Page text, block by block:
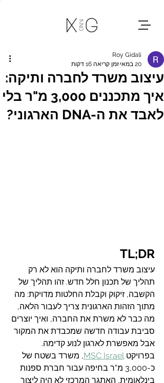
עיצוב משרד לחברה ותיקה:
איך מתכננים 3,000 מ"ר בלי
לאבד את ה-DNA הארגוני?
Roy Gidali
20 במאי
זמן קריאה 16 דקות
TL;DR
עיצוב משרד לחברה ותיקה הוא לא רק
תהליך של תכנון חלל חדש. זהו תהליך של
הקשבה, זיקוק וקבלת החלטות מדויקת: מה
מתוך הזהות הארגונית צריך לעבור הלאה,
מה כבר לא משרת את החברה, ואיך יוצרים
סביבת עבודה חדשה שמכבדת את המקור
אבל מאפשרת לארגון לנוע קדימה.
בפרויקט MSC Israel, משרד בשטח של
כ-3,000 מ"ר בחיפה עבור חברת ספנות
בינלאומית, האתגר המרכזי לא היה ליצור